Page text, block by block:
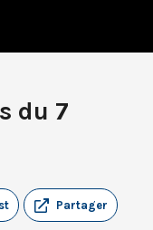
du 7
Partager